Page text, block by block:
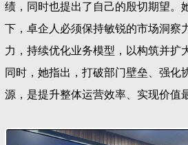
绩，同时也提出了自己的殷切期望。
下，卓企人必须保持敏锐的市场洞察
力，持续优化业务模型，以构筑并扩
同时，她指出，打破部门壁垒、强化
源，是提升整体运营效率、实现价值